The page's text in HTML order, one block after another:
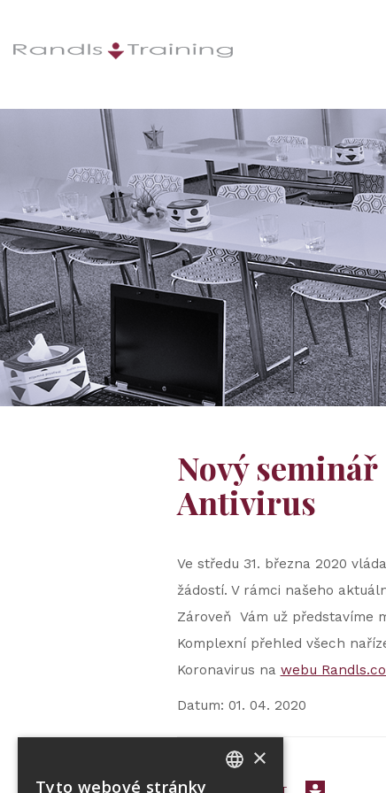
Nový
Antivirus
Ve středu 31. března 2020
žádostí. V rámci našeho
Zároveň Vám už představíme
Komplexní přehled všech
Koronavirus na webu
Datum: 01. 04. 2020
< PŘEJÍT ZPĚT
×
Tyto webové stránky